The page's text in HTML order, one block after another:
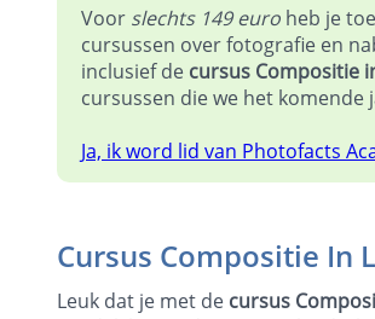
Voor slechts 149 euro heb je
cursussen over fotografie en
inclusief de cursus Compositie
cursussen die we het komende
Ja, ik word lid van Photofacts
Cursus Compositie In
Leuk dat je met de cursus